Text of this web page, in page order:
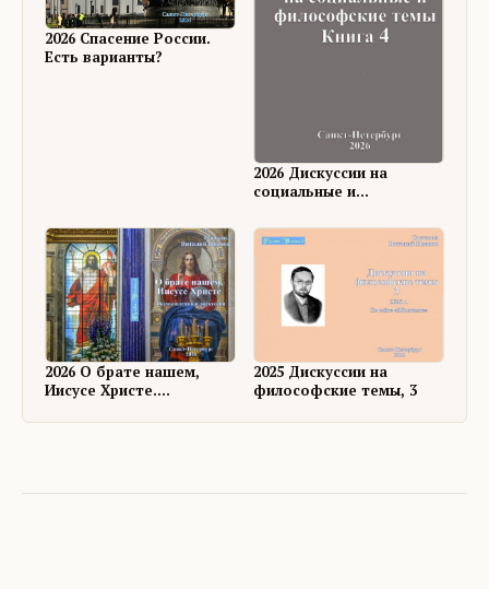
2026 Спасение России.
Есть варианты?
2026 Дискуссии на
социальные и
2026 О брате нашем,
Иисусе Христе.
дискуссии
2025 Дискуссии на
философские темы, 3